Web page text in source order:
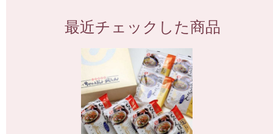
最近チェックした商品